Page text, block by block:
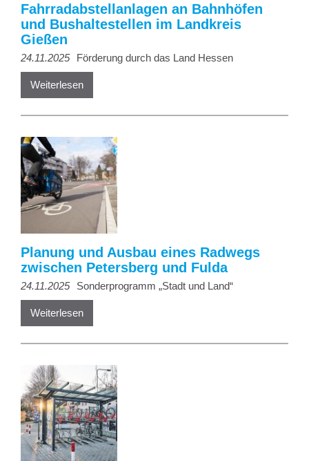
Fahrradabstellanlagen an Bahnhöfen
und Bushaltestellen im Landkreis
Gießen
24.11.2025 Förderung durch das Land Hessen
Weiterlesen
Planung und Ausbau eines Radwegs
zwischen Petersberg und Fulda
24.11.2025 Sonderprogramm „Stadt und Land“
Weiterlesen